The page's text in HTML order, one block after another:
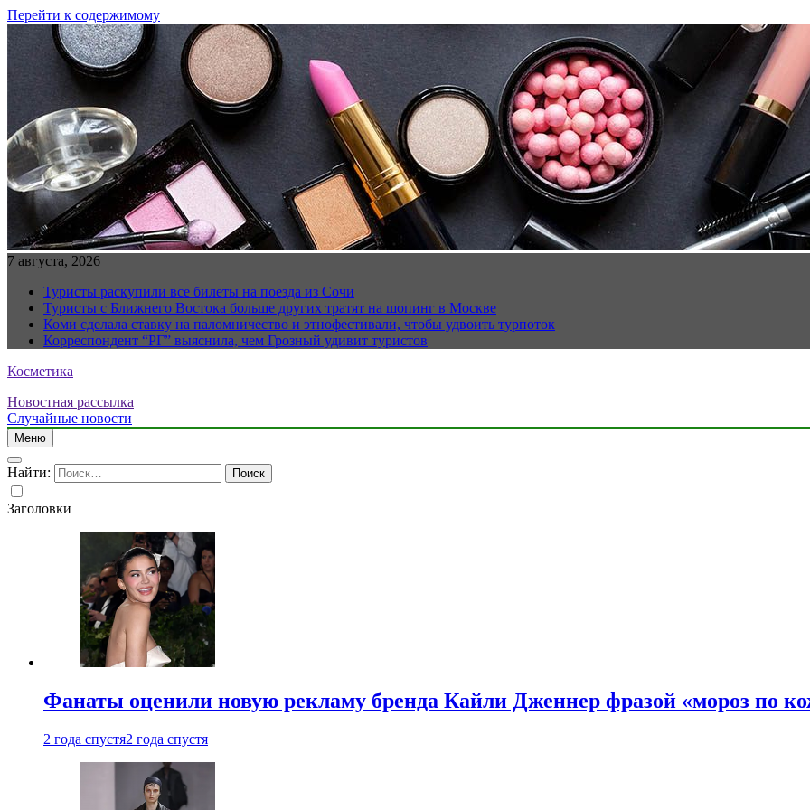
Перейти к содержимому
7 августа, 2026
Туристы раскупили все билеты на поезда из Сочи
Туристы с Ближнего Востока больше других тратят на шопинг в Москве
Коми сделала ставку на паломничество и этнофестивали, чтобы удвоить турпоток
Корреспондент “РГ” выяснила, чем Грозный удивит туристов
Косметика
Новостная рассылка
Случайные новости
Меню
Найти:
Заголовки
Фанаты оценили новую рекламу бренда Кайли Дженнер фразой «мороз по
2 года спустя2 года спустя